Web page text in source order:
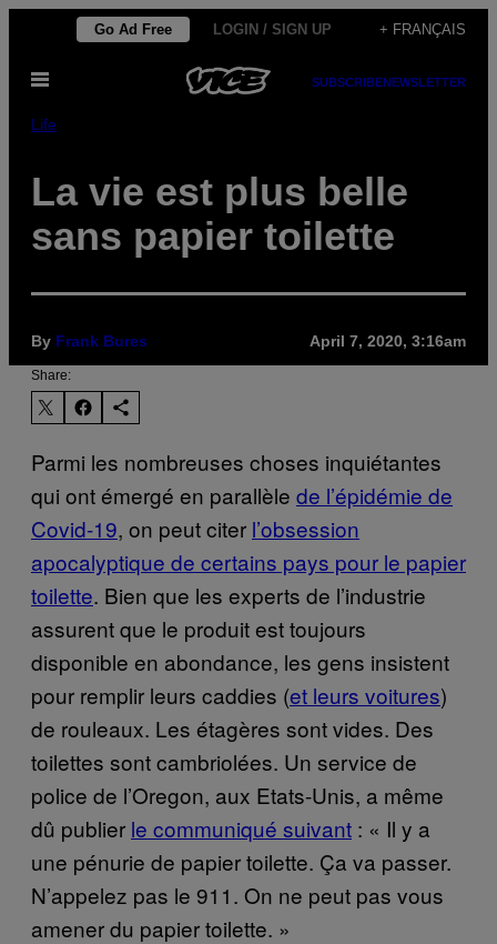
content
Go Ad Free LOGIN / SIGN UP + FRANÇAIS
Open
SUBSCRIBENEWSLETTER
Life
La vie est plus belle
sans papier toilette
By Frank Bures April 7, 2020, 3:16am
Share:
Parmi les nombreuses choses inquiétantes
qui ont émergé en parallèle de l’épidémie de
Covid-19, on peut citer l’obsession
apocalyptique de certains pays pour le papier
toilette. Bien que les experts de l’industrie
assurent que le produit est toujours
disponible en abondance, les gens insistent
pour remplir leurs caddies (et leurs voitures)
de rouleaux. Les étagères sont vides. Des
toilettes sont cambriolées. Un service de
police de l’Oregon, aux Etats-Unis, a même
dû publier le communiqué suivant : « Il y a
une pénurie de papier toilette. Ça va passer.
N’appelez pas le 911. On ne peut pas vous
amener du papier toilette. »